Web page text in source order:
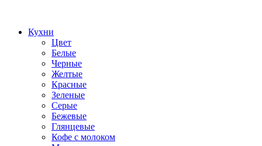
Кухни
Цвет
Белые
Черные
Желтые
Красные
Зеленые
Серые
Бежевые
Глянцевые
Кофе с молоком